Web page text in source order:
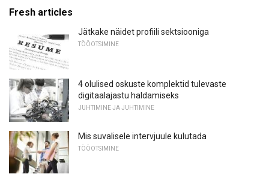
Fresh articles
Jätkake näidet profiili sektsiooniga
TÖÖOTSIMINE
4 olulised oskuste komplektid tulevaste
digitaalajastu haldamiseks
JUHTIMINE JA JUHTIMINE
Mis suvalisele intervjuule kulutada
TÖÖOTSIMINE